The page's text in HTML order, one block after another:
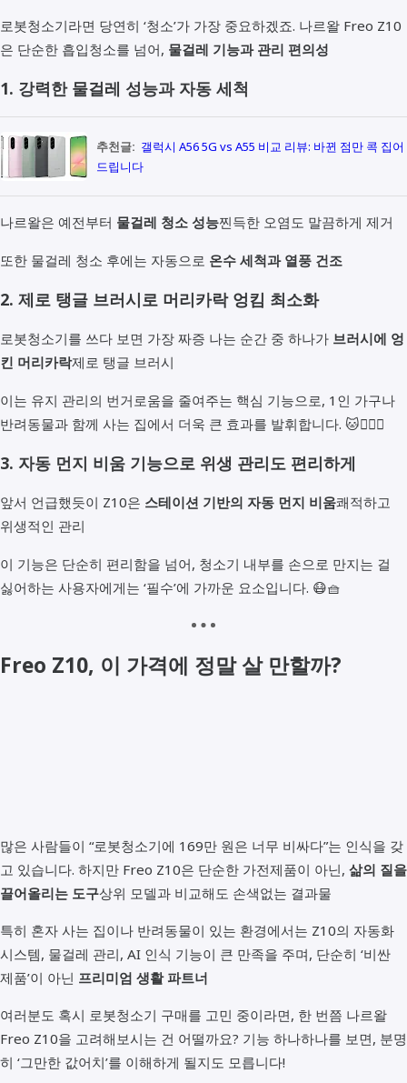
로봇청소기라면 당연히 ‘청소’가 가장 중요하겠죠. 나르왈 Freo Z10
은 단순한 흡입청소를 넘어, 물걸레 기능과 관리 편의성
1. 강력한 물걸레 성능과 자동 세척
추천글: 갤럭시 A56 5G vs A55 비교 리뷰: 바뀐 점만 콕 집어
드립니다
나르왈은 예전부터 물걸레 청소 성능찐득한 오염도 말끔하게 제거
또한 물걸레 청소 후에는 자동으로 온수 세척과 열풍 건조
2. 제로 탱글 브러시로 머리카락 엉킴 최소화
로봇청소기를 쓰다 보면 가장 짜증 나는 순간 중 하나가 브러시에 엉
킨 머리카락제로 탱글 브러시
이는 유지 관리의 번거로움을 줄여주는 핵심 기능으로, 1인 가구나
반려동물과 함께 사는 집에서 더욱 큰 효과를 발휘합니다. 🐱💇‍♀️✨
3. 자동 먼지 비움 기능으로 위생 관리도 편리하게
앞서 언급했듯이 Z10은 스테이션 기반의 자동 먼지 비움쾌적하고
위생적인 관리
이 기능은 단순히 편리함을 넘어, 청소기 내부를 손으로 만지는 걸
싫어하는 사용자에게는 ‘필수’에 가까운 요소입니다. 😷🧺
Freo Z10, 이 가격에 정말 살 만할까?
많은 사람들이 “로봇청소기에 169만 원은 너무 비싸다”는 인식을 갖
고 있습니다. 하지만 Freo Z10은 단순한 가전제품이 아닌, 삶의 질을
끌어올리는 도구상위 모델과 비교해도 손색없는 결과물
특히 혼자 사는 집이나 반려동물이 있는 환경에서는 Z10의 자동화
시스템, 물걸레 관리, AI 인식 기능이 큰 만족을 주며, 단순히 ‘비싼
제품’이 아닌 프리미엄 생활 파트너
여러분도 혹시 로봇청소기 구매를 고민 중이라면, 한 번쯤 나르왈
Freo Z10을 고려해보시는 건 어떨까요? 기능 하나하나를 보면, 분명
히 ‘그만한 값어치’를 이해하게 될지도 모릅니다!